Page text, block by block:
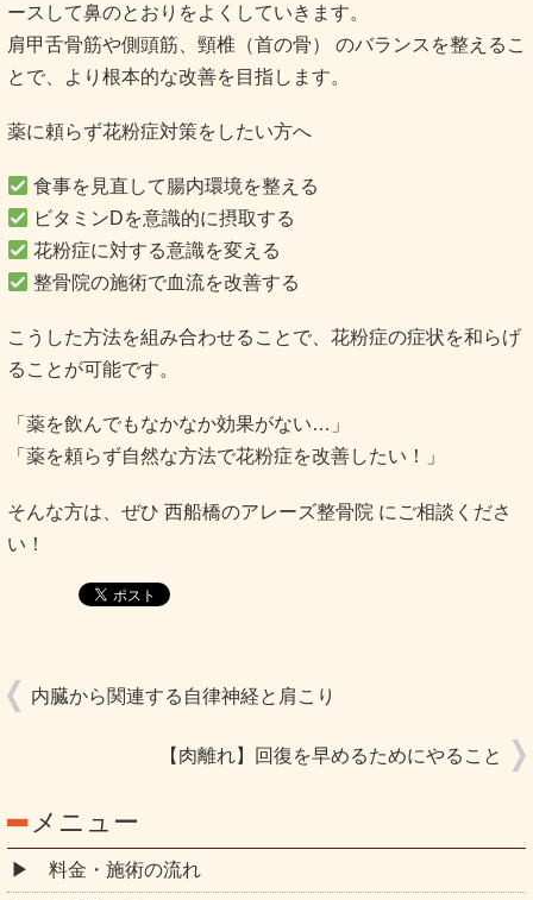
ースして鼻のとおりをよくしていきます。
肩甲舌骨筋や側頭筋、頸椎（首の骨） のバランスを整えるこ
とで、より根本的な改善を目指します。
薬に頼らず花粉症対策をしたい方へ
食事を見直して腸内環境を整える
ビタミンDを意識的に摂取する
花粉症に対する意識を変える
整骨院の施術で血流を改善する
こうした方法を組み合わせることで、花粉症の症状を和らげ
ることが可能です。
「薬を飲んでもなかなか効果がない…」
「薬を頼らず自然な方法で花粉症を改善したい！」
そんな方は、ぜひ 西船橋のアレーズ整骨院 にご相談くださ
い！
内臓から関連する自律神経と肩こり
【肉離れ】回復を早めるためにやること
メニュー
料金・施術の流れ